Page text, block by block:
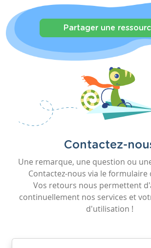
Partager une
Contactez-
Une remarque, une question ou
Contactez-nous via le formulaire
Vos retours nous permettent
continuellement nos services et
d'utilisation !